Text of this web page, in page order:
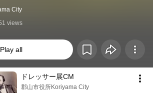
City
views
Play all
ドレッサー展CM
郡山市役所Koriyama City